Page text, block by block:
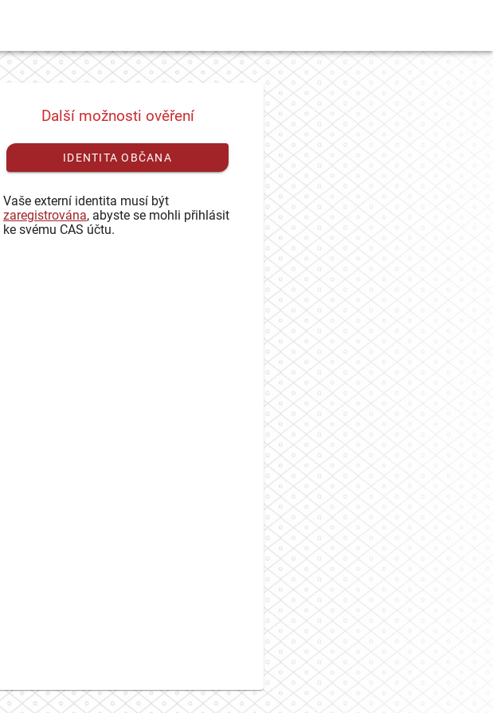
Další možnosti ověření
IDENTITA OBČANA
Vaše externí identita musí být
zaregistrována, abyste se mohli přihlásit
ke svému CAS účtu.